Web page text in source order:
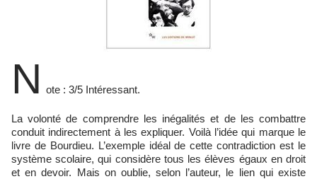
N ote : 3/5 Intéressant.
La volonté de comprendre les inégalités et de les combattre
conduit indirectement à les expliquer. Voilà l’idée qui marque le
livre de Bourdieu. L’exemple idéal de cette contradiction est le
système scolaire, qui considère tous les élèves égaux en droit
et en devoir. Mais on oublie, selon l’auteur, le lien qui existe